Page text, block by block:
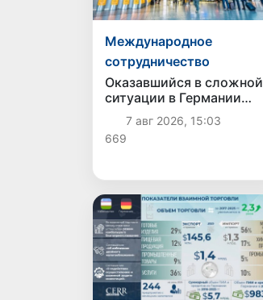
Международное
сотрудничество
Оказавшийся в сложной
ситуации в Германии
соотечественник
возвращен в Узбекистан
7 авг 2026, 15:03
669